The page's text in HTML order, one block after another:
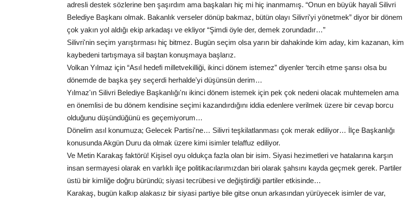
adresli destek sözlerine ben şaşırdım ama başkaları hiç mi hiç inanmamış. “Onun en büyük hayali Silivri
Belediye Başkanı olmak. Bakanlık verseler dönüp bakmaz, bütün olayı Silivri'yi yönetmek” diyor bir dönem
çok yakın yol aldığı ekip arkadaşı ve ekliyor “Şimdi öyle der, demek zorundadır…”
Silivri'nin seçim yarıştırması hiç bitmez. Bugün seçim olsa yarın bir dahakinde kim aday, kim kazanan, kim
kaybedeni tartışmaya sil baştan konuşmaya başlarız.
Volkan Yılmaz için “Asıl hedefi milletvekilliği, ikinci dönem istemez” diyenler ‘tercih etme şansı olsa bu
dönemde de başka şey seçerdi herhalde'yi düşünsün derim…
Yılmaz'ın Silivri Belediye Başkanlığı'nı ikinci dönem istemek için pek çok nedeni olacak muhtemelen ama
en önemlisi de bu dönem kendisine seçimi kazandırdığını iddia edenlere verilmek üzere bir cevap borcu
olduğunu düşündüğünü es geçemiyorum…
Dönelim asıl konumuza; Gelecek Partisi'ne… Silivri teşkilatlanması çok merak ediliyor… İlçe Başkanlığı
konusunda Akgün Duru da olmak üzere kimi isimler telaffuz ediliyor.
Ve Metin Karakaş faktörü! Kişisel oyu oldukça fazla olan bir isim. Siyasi hezimetleri ve hatalarına karşın
insan sermayesi olarak en varlıklı ilçe politikacılarımızdan biri olarak şahsını kayda geçmek gerek. Partiler
üstü bir kimliğe doğru büründü; siyasi tecrübesi ve değiştirdiği partiler etkisinde…
Karakaş, bugün kalkıp alakasız bir siyasi partiye bile gitse onun arkasından yürüyecek isimler de var,